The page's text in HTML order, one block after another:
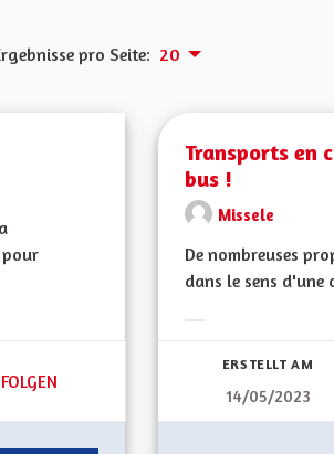
pro Seite: 20
49 FOLLOWER
FOLGEN
TRANSPORTS EN COMMUN
Transports en
bus !
Missele
De nombreuses
dans le sens
ERSTELLT AM
14/05/2023